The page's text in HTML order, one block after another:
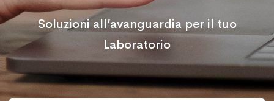
Soluzioni all’avanguardia per il tuo
Laboratorio